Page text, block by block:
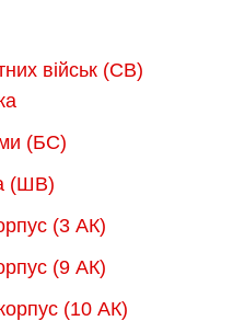
військ (СВ)
(БС)
(ШВ)
(3 АК)
(9 АК)
(10 АК)